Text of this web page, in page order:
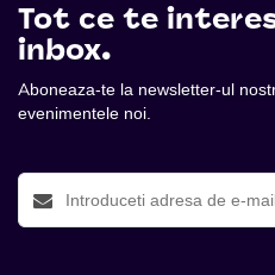
Tot ce te
inbox.
Aboneaza-te la newsletter-ul
evenimentele noi.